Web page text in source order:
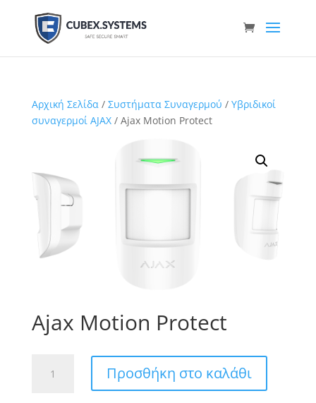
Αρχική Σελίδα/ Συστήματα Συναγερμού / Υβριδικοί
συναγερμοί AJAX/ Ajax Motion Protect
Ajax Motion Protect
Motion
Προσθήκη στο καλάθι